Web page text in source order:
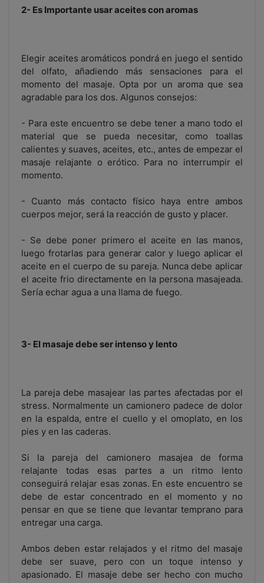
2- Es Importante usar aceites con aromas
Elegir aceites aromáticos pondrá en juego el sentido
del olfato, añadiendo más sensaciones para el
momento del masaje. Opta por un aroma que sea
agradable para los dos. Algunos consejos:
- Para este encuentro se debe tener a mano todo el
material que se pueda necesitar, como toallas
calientes y suaves, aceites, etc., antes de empezar el
masaje relajante o erótico. Para no interrumpir el
momento.
- Cuanto más contacto físico haya entre ambos
cuerpos mejor, será la reacción de gusto y placer.
- Se debe poner primero el aceite en las manos,
luego frotarlas para generar calor y luego aplicar el
aceite en el cuerpo de su pareja. Nunca debe aplicar
el aceite frio directamente en la persona masajeada.
Sería echar agua a una llama de fuego.
3- El masaje debe ser intenso y lento
La pareja debe masajear las partes afectadas por el
stress. Normalmente un camionero padece de dolor
en la espalda, entre el cuello y el omoplato, en los
pies y en las caderas.
Si la pareja del camionero masajea de forma
relajante todas esas partes a un ritmo lento
conseguirá relajar esas zonas. En este encuentro se
debe de estar concentrado en el momento y no
pensar en que se tiene que levantar temprano para
entregar una carga.
Ambos deben estar relajados y el ritmo del masaje
debe ser suave, pero con un toque intenso y
apasionado. El masaje debe ser hecho con mucho